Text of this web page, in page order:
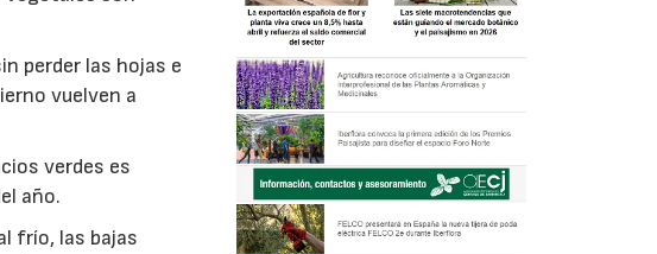
perder las hojas e
vuelven a
verdes es
año.
frío, las bajas